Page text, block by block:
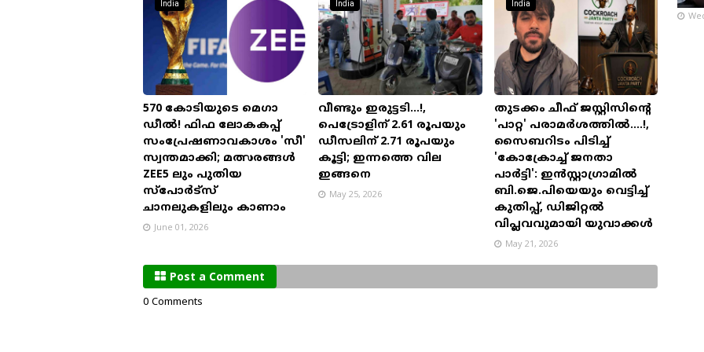
India
570 കോടിയുടെ മെഗാ
ഡീൽ! ഫിഫ ലോകകപ്പ്
സംപ്രേഷണാവകാശം 'സീ'
സ്വന്തമാക്കി; മത്സരങ്ങൾ
ZEE5 ലും പുതിയ
സ്പോർട്സ്
ചാനലുകളിലും കാണാം
June 01, 2026
India
വീണ്ടും ഇരുട്ടടി...!,
പെട്രോളിന് 2.61 രൂപയും
ഡീസലിന് 2.71 രൂപയും
കൂട്ടി; ഇന്നത്തെ വില
ഇങ്ങനെ
May 25, 2026
India
തുടക്കം ചീഫ് ജസ്റ്റിസിന്റെ
'പാറ്റ' പരാമർശത്തിൽ....!,
സൈബറിടം പിടിച്ച്
'കോക്രോച്ച് ജനതാ
പാർട്ടി': ഇൻസ്റ്റാഗ്രാമിൽ
ബി.ജെ.പിയെയും വെട്ടിച്ച്
കുതിപ്പ്, ഡിജിറ്റൽ
വിപ്ലവവുമായി യുവാക്കൾ
May 21, 2026
Post a Comment
0 Comments